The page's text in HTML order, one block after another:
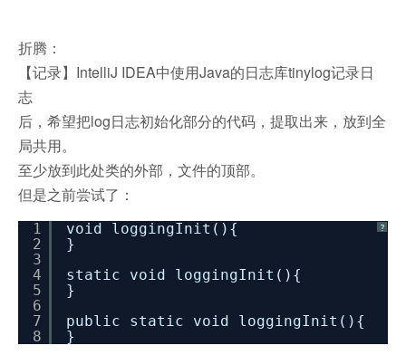
折腾：
【记录】IntelliJ IDEA中使用Java的日志库tinylog记录日
志
后，希望把log日志初始化部分的代码，提取出来，放到全
局共用。
至少放到此处类的外部，文件的顶部。
但是之前尝试了：
?
1
2
3
4
5
6
7
8
void loggingInit(){
}
static void loggingInit(){
}
public static void loggingInit(){
}